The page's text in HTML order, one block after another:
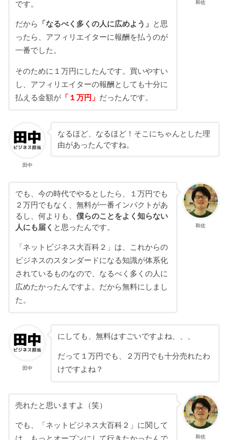
和佐
です。
だから 「なるべく多くの人に広めよう」
と思
ったら、アフィリエイターに報酬を払うのが
一番でした。
そのために１万円にしたんです。買いやすい
し、アフィリエイターの報酬としても十分に
払える金額が「１万円」 だったんです。
田中
なるほど、なるほど！そこにちゃんとした理
由があったんですね。
和佐
でも、今の時代でやるとしたら、１万円でも
２万円でもなく、無料が一番インパクトがあ
るし、何よりも、 僕らのことをよく知らない
人にも届く と思ったんです。
「ネットビジネス大百科２」は、これからの
ビジネスのスタンダードになる知識が体系化
されているものなので、なるべく多くの人に
広めたかったんですよ。だから無料にしまし
た。
田中
にしても、無料はすごいですよね、、、
だって１万円でも、２万円でも十分売れたわ
けですよね？
和佐
売れたと思いますよ（笑）
でも、「ネットビジネス大百科２」に関して